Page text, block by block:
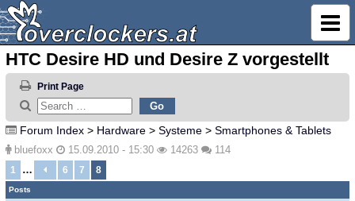
HTC Desire HD und Desire Z vorgestellt
Print Page
Forum Index > Hardware > Systeme > Smartphones & Tablets
bluefoxx 15.09.2010 - 15:30 14263 114
1 … 6 7 8
Posts